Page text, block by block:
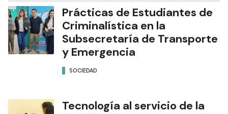
Prácticas de Estudiantes de
Criminalística en la
Subsecretaría de Transporte
y Emergencia
SOCIEDAD
Tecnología al servicio de la